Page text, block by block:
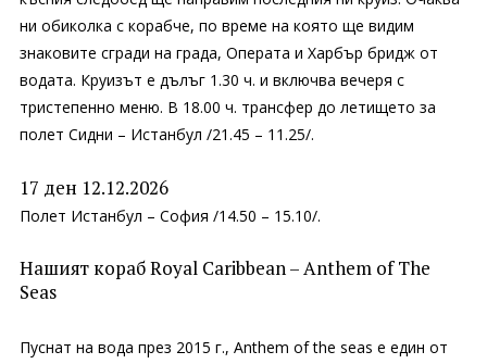
ни обиколка с корабче, по време на която ще видим
знаковите сгради на града, Операта и Харбър бридж от
водата. Круизът е дълъг 1.30 ч. и включва вечеря с
тристепенно меню. В 18.00 ч. трансфер до летището за
полет Сидни – Истанбул /21.45 – 11.25/.
17 ден 12.12.2026
Полет Истанбул – София /14.50 – 15.10/.
Нашият кораб Royal Caribbean – Anthem of The
Seas
Пуснат на вода през 2015 г., Anthem of the seas е един от